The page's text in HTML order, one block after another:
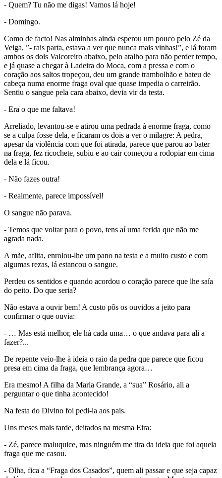
- Quem? Tu não me digas! Vamos lá hoje!
- Domingo.
Como de facto! Nas alminhas ainda esperou um pouco pelo Zé da
Veiga, ”- rais parta, estava a ver que nunca mais vinhas!”, e lá foram
ambos os dois Valcoreiro abaixo, pelo atalho para não perder tempo,
e já quase a chegar à Ladeira do Moca, com a pressa e com o
coração aos saltos tropeçou, deu um grande trambolhão e bateu de
cabeça numa enorme fraga oval que quase impedia o carreirão.
Sentiu o sangue pela cara abaixo, devia vir da testa.
- Era o que me faltava!
Arreliado, levantou-se e atirou uma pedrada à enorme fraga, como
se a culpa fosse dela, e ficaram os dois a ver o milagre: A pedra,
apesar da violência com que foi atirada, parece que parou ao bater
na fraga, fez ricochete, subiu e ao cair começou a rodopiar em cima
dela e lá ficou.
- Não fazes outra!
- Realmente, parece impossível!
O sangue não parava.
- Temos que voltar para o povo, tens aí uma ferida que não me
agrada nada.
A mãe, aflita, enrolou-lhe um pano na testa e a muito custo e com
algumas rezas, lá estancou o sangue.
Perdeu os sentidos e quando acordou o coração parece que lhe saía
do peito. Do que seria?
Não estava a ouvir bem! A custo pôs os ouvidos a jeito para
confirmar o que ouvia:
- … Mas está melhor, ele há cada uma… o que andava para ali a
fazer?...
De repente veio-lhe à ideia o raio da pedra que parece que ficou
presa em cima da fraga, que lembrança agora…
Era mesmo! A filha da Maria Grande, a “sua” Rosário, ali a
perguntar o que tinha acontecido!
Na festa do Divino foi pedi-la aos pais.
Uns meses mais tarde, deitados na mesma Eira:
- Zé, parece maluquice, mas ninguém me tira da ideia que foi aquela
fraga que me casou.
- Olha, fica a “Fraga dos Casados”, quem ali passar e que seja capaz